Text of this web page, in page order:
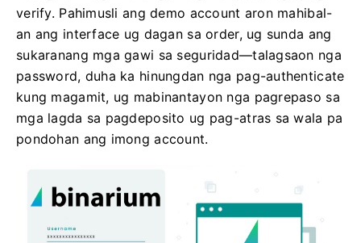
verify. Pahimusli ang demo account aron mahibal-
an ang interface ug dagan sa order, ug sunda ang
sukaranang mga gawi sa seguridad—talagsaon nga
password, duha ka hinungdan nga pag-authenticate
kung magamit, ug mabinantayon nga pagrepaso sa
mga lagda sa pagdeposito ug pag-atras sa wala pa
pondohan ang imong account.